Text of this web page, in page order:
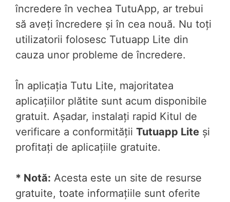
încredere în vechea TutuApp, ar trebui
să aveți încredere și în cea nouă. Nu toți
utilizatorii folosesc Tutuapp Lite din
cauza unor probleme de încredere.
În aplicația Tutu Lite, majoritatea
aplicațiilor plătite sunt acum disponibile
gratuit. Așadar, instalați rapid Kitul de
verificare a conformității Tutuapp Lite și
profitați de aplicațiile gratuite.
* Notă: Acesta este un site de resurse
gratuite, toate informațiile sunt oferite